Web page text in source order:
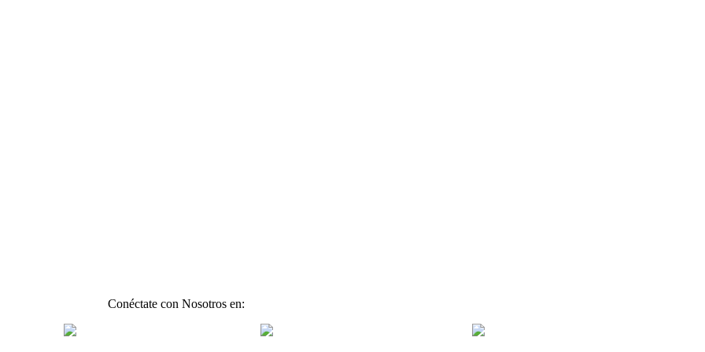
Conéctate con Nosotros en: